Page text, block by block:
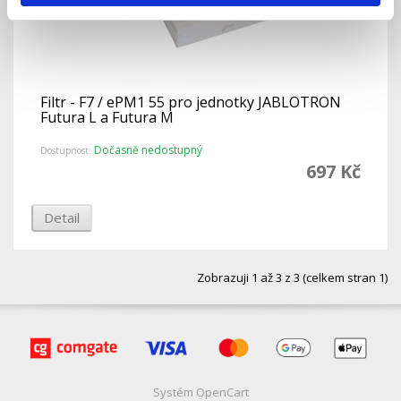
Filtr - F7 / ePM1 55 pro jednotky JABLOTRON
Futura L a Futura M
Dostupnost: Dočasně nedostupný
697 Kč
Detail
Zobrazuji 1 až 3 z 3 (celkem stran 1)
Systém OpenCart